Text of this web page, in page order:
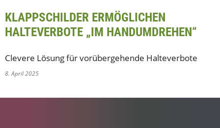
KLAPPSCHILDER ERMÖGLICHEN
HALTEVERBOTE „IM HANDUMDREHEN“
Clevere Lösung für vorübergehende Halteverbote
8. April 2025